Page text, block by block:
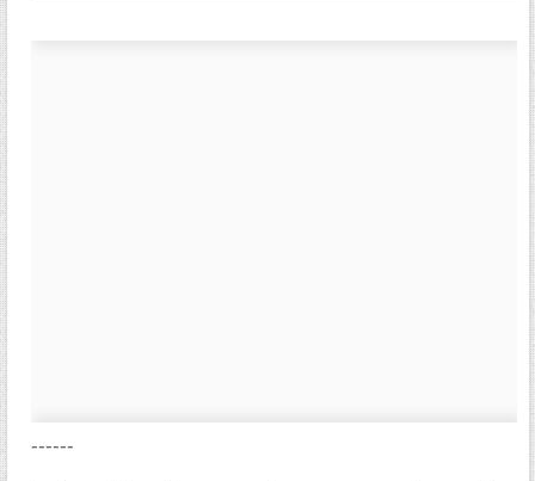
------